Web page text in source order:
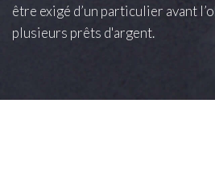
être exigé d’un particulier avant
plusieurs prêts d'argent.